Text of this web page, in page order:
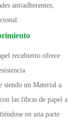
antiadherentes,
recubierto ofrece
siendo un Material a
las fibras de papel a
en una parte